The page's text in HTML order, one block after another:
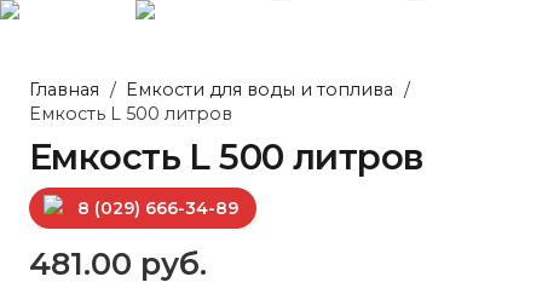
Главная / Емкости для воды и топлива /
Емкость L 500 литров
Емкость L 500 литров
8 (029) 666-34-89
481.00 руб.